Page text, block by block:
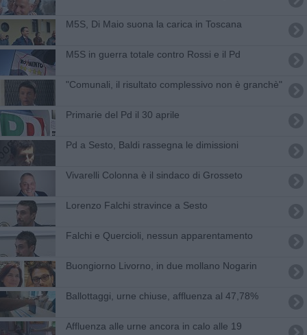
M5S, Di Maio suona la carica in Toscana
M5S in guerra totale contro Rossi e il Pd
"Comunali, il risultato complessivo non è granchè"
Primarie del Pd il 30 aprile
Pd a Sesto, Baldi rassegna le dimissioni
Vivarelli Colonna è il sindaco di Grosseto
Lorenzo Falchi stravince a Sesto
Falchi e Quercioli, nessun apparentamento
Buongiorno Livorno, in due mollano Nogarin
Ballottaggi, urne chiuse, affluenza al 47,78%
Affluenza alle urne ancora in calo alle 19